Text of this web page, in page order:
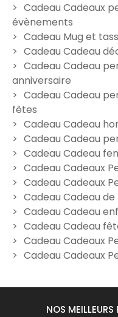
Mug personnalisé
12,00 €
Cadeau Cadeaux
évènements
Cadeau Mug et
Cadeau Cadeau
Cadeau Cadeau
anniversaire
Cadeau Cadeau
fêtes
Cadeau Cadeau
Cadeau Cadeau
Cadeau Cadeau
Cadeau Cadeaux
Cadeau Cadeaux
Cadeau Cadeau
Cadeau Cadeau
Cadeau Cadeau
Cadeau Cadeaux
Cadeau Cadeaux
NOS MEILLEURS